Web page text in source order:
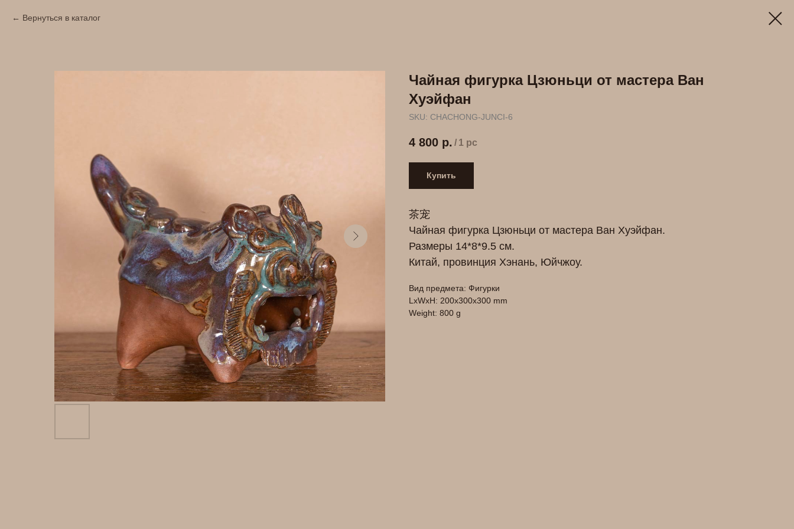
Вернуться в каталог
Чайная фигурка Цзюньци от мастера Ван
Хуэйфан
SKU: СHACHONG-JUNCI-6
4 800 р. / 1 pc
Купить
茶宠
Чайная фигурка Цзюньци от мастера Ван Хуэйфан.
Размеры 14*8*9.5 см.
Китай, провинция Хэнань, Юйчжоу.
Вид предмета: Фигурки
LxWxH: 200x300x300 mm
Weight: 800 g